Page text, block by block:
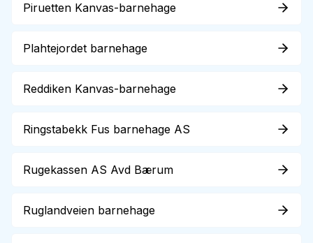
Piruetten Kanvas-barnehage
Plahtejordet barnehage
Reddiken Kanvas-barnehage
Ringstabekk Fus barnehage AS
Rugekassen AS Avd Bærum
Ruglandveien barnehage